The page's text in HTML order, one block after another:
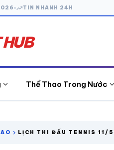
trending_upTIN NHANH 24H
expand_more Thể Thao Trong Nước expand_more
chevron_right LỊCH THI ĐẤU TENNIS 11/